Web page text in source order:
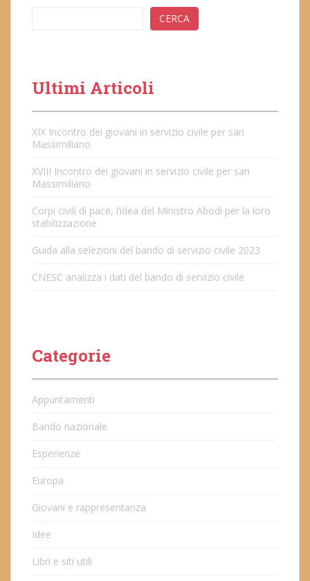
CERCA
Ultimi Articoli
XIX Incontro dei giovani in servizio civile per san
Massimiliano
XVIII Incontro dei giovani in servizio civile per san
Massimiliano
Corpi civili di pace, l’idea del Ministro Abodi per la loro
stabilizzazione
Guida alla selezioni del bando di servizio civile 2023
CNESC analizza i dati del bando di servizio civile
Categorie
Appuntamenti
Bando nazionale
Esperienze
Europa
Giovani e rappresentanza
Idee
Libri e siti utili